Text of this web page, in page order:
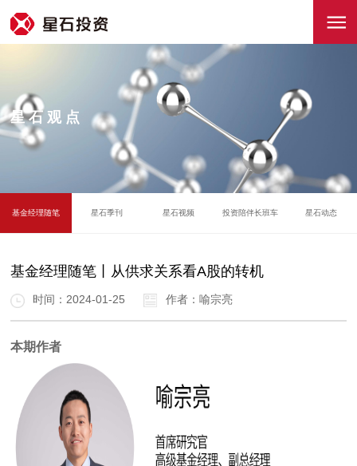
星石观点
基金经理随笔 星石季刊 星石视频 投资陪伴长班车 星石动态
基金经理随笔丨从供求关系看A股的转机
时间：2024-01-25 作者：喻宗亮
本期作者